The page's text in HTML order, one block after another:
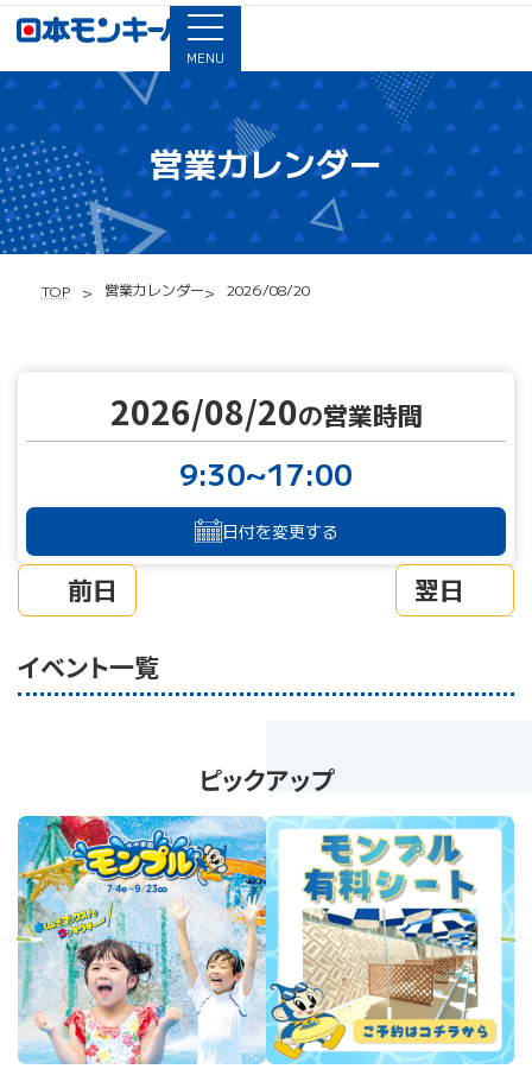
MENU
営業カレンダー
TOP 営業カレンダー 2026/08/20
前日
2026/08/20の営業時間
9:30~17:00
日付を変更する
翌日
イベント一覧
ピックアップ
Next